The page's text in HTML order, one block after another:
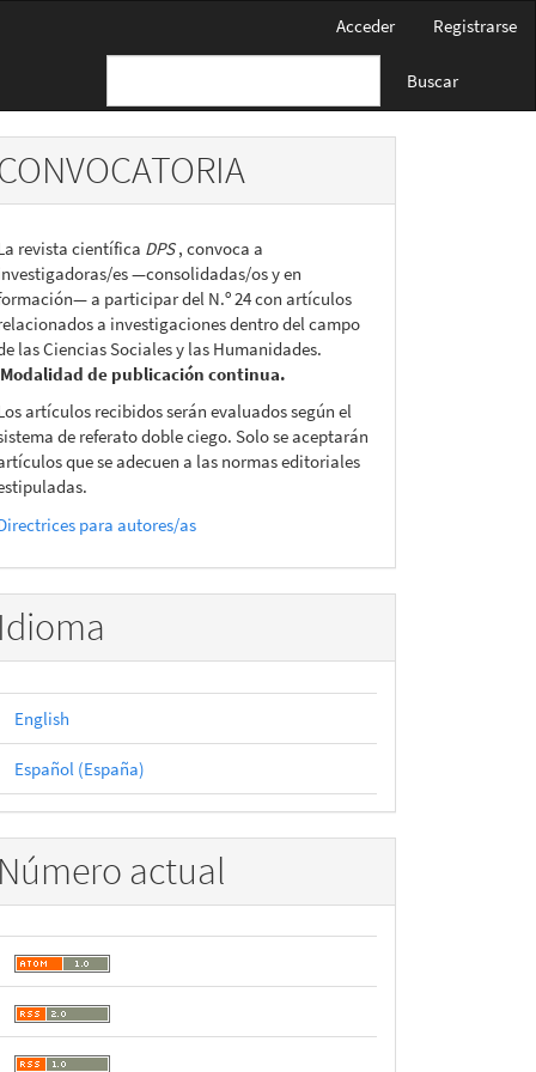
Acceder Registrarse
Buscar
revista científica DPS, convoca a
es —consolidadas/os y en
a participar del N.º 24 con artículos
a investigaciones dentro del campo
las Ciencias Sociales y las Humanidades.
Modalidad de publicación continua.
artículos recibidos serán evaluados según el
de referato doble ciego. Solo se aceptarán
que se adecuen a las normas editoriales
para autores/as
Idioma
English
Español (España)
Número actual